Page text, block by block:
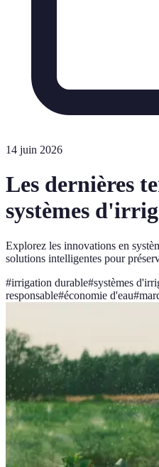
14 juin 2026
Les dernières
systèmes
Explorez les innovations en
solutions intelligentes pour
#irrigation durable#systèmes
responsable#économie d'eau#